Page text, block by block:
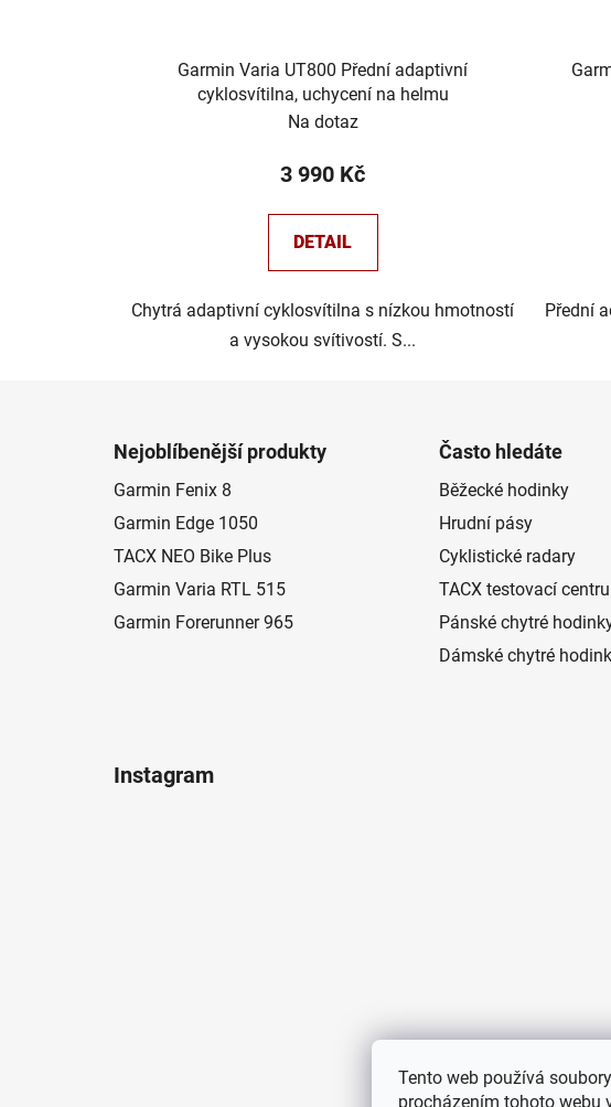
Tento web používá
procházením tohoto webu
Garmin Varia UT800 Přední adaptivní
cyklosvítilna, uchycení na helmu
Na dotaz
3 990 Kč
DETAIL
Chytrá adaptivní cyklosvítilna s nízkou hmotností
a vysokou svítivostí. S...
Přední
Nejoblíbenější produkty
Garmin Fenix 8
Garmin Edge 1050
TACX NEO Bike Plus
Garmin Varia RTL 515
Garmin Forerunner 965
Často hledáte
Běžecké hodinky
Hrudní pásy
Cyklistické radary
TACX testovací
Pánské chytré
Dámské chytré
Instagram